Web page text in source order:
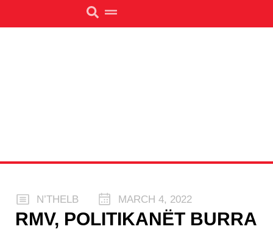
N’THELB MARCH 4, 2022
RMV, POLITIKANËT BURRA